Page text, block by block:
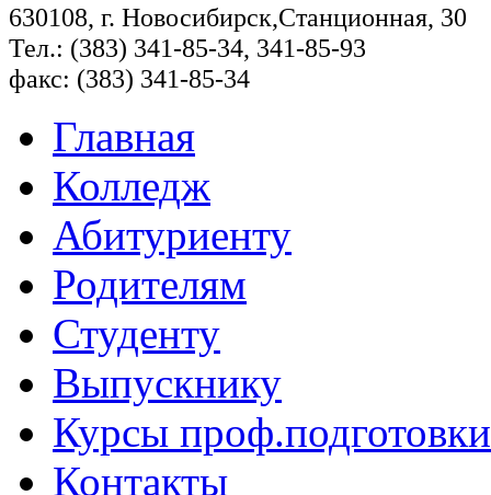
630108, г. Новосибирск,Станционная, 30
Тел.: (383) 341-85-34, 341-85-93
факс: (383) 341-85-34
Главная
Колледж
Абитуриенту
Родителям
Студенту
Выпускнику
Курсы проф.подготовки
Контакты